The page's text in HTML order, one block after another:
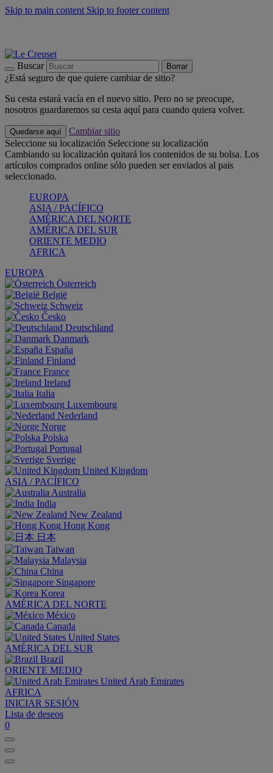
Skip to main content Skip to footer content
Buscar Borrar
¿Está seguro de que quiere cambiar de sitio?
Su cesta estará vacía en el nuevo sitio. Pero no se preocupe,
nosotros guardaremos su cesta aquí para cuando quiera volver.
Quedarse aquí
Cambiar sitio
Seleccione su localización Seleccione su localización
Cambiando su localización quitará los contenidos de su bolsa. Los
artículos comprados online sólo pueden ser enviados al pais
seleccionado.
EUROPA
ASIA / PACÍFICO
AMÉRICA DEL NORTE
AMÉRICA DEL SUR
ORIENTE MEDIO
AFRICA
EUROPA
Österreich
België
Schweiz
Česko
Deutschland
Danmark
España
Finland
France
Ireland
Italia
Luxembourg
Nederland
Norge
Polska
Portugal
Sverige
United Kingdom
ASIA / PACÍFICO
Australia
India
New Zealand
Hong Kong
日本
Taiwan
Malaysia
China
Singapore
Korea
AMÉRICA DEL NORTE
México
Canada
United States
AMÉRICA DEL SUR
Brazil
ORIENTE MEDIO
United Arab Emirates
AFRICA
INICIAR SESIÓN
Lista de deseos
0